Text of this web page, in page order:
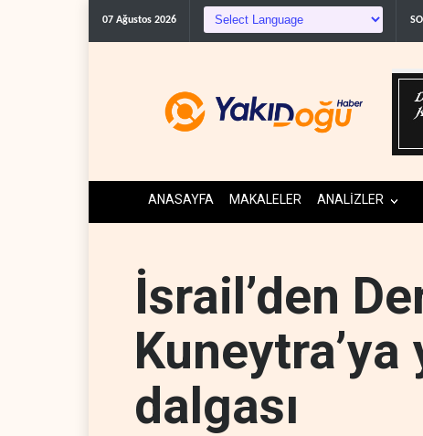
07 Ağustos 2026 ABD'den
ANASAYFA MAKALELER ANALİZLER
İsrail’den
Kuneytra’ya
dalgası